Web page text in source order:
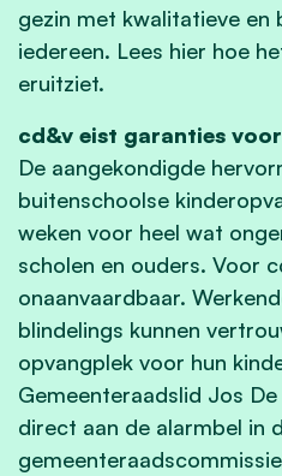
gezin met kwalitatieve en
iedereen. Lees hier hoe
eruitziet.
cd&v eist garanties
De aangekondigde
buitenschoolse
weken voor heel wat
scholen en ouders. Voor
onaanvaardbaar.
blindelings kunnen
opvangplek voor hun
Gemeenteraadslid Jos
direct aan de alarmbel in